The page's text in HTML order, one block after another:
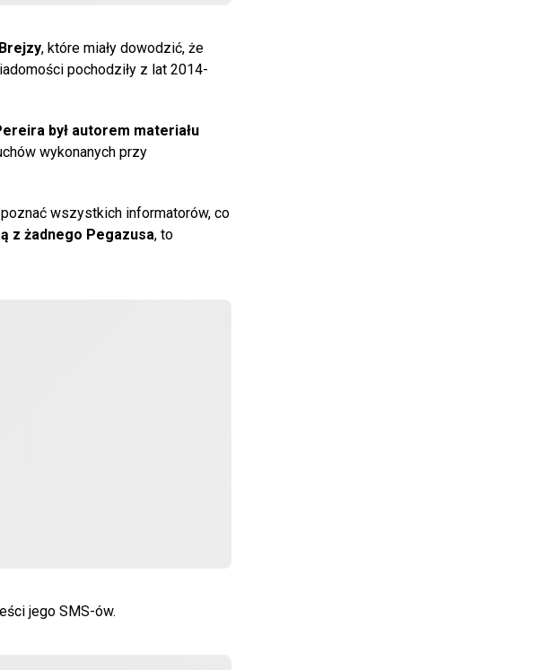
, które miały dowodzić, że
pochodziły z lat 2014-
był autorem materiału
wykonanych przy
wszystkich informatorów, co
z żadnego Pegazusa, to
jego SMS-ów.